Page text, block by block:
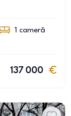
1 cameră
137 000